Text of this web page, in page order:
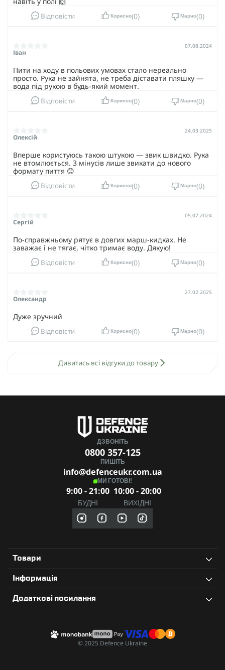
Відповісти Корисно 0 Марно 0
Іван
07.08.2024
Пити на ходу в польових умовах стало нереально
просто. Рука не зайнята, не треба діставати пляшку —
вода під рукою в будь-який момент.
Відповісти Корисно 0 Марно 0
Олексій
24.03.2025
Вперше користуюсь такою штукою — звик швидко. Рука
не втомлюється. З мінусів лише звикати до нового
формату пиття 😊
Відповісти Корисно 0 Марно 0
Сергій
05.07.2024
По-справжньому рятує в довгих марш-кидках. Не
заважає і не тягає, чітко тримає воду. Дякую!
Відповісти Корисно 0 Марно 0
Олександр
27.02.2025
Дуже зручний
Відповісти Корисно 0 Марно 0
Дивитись всі відгуки до товару
ДЗВОНІТЬ
0800 357-125
ПИШІТЬ
info@defenceukr.com.ua
МИ ГОТОВІ!
9:00 - 21:00
БУДНІ
10:00 - 20:00
ВИХІДНІ
Товари
Інформація
Додаткові посилання
© 2025 Defence Ukraine